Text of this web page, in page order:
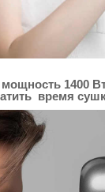
1400
время